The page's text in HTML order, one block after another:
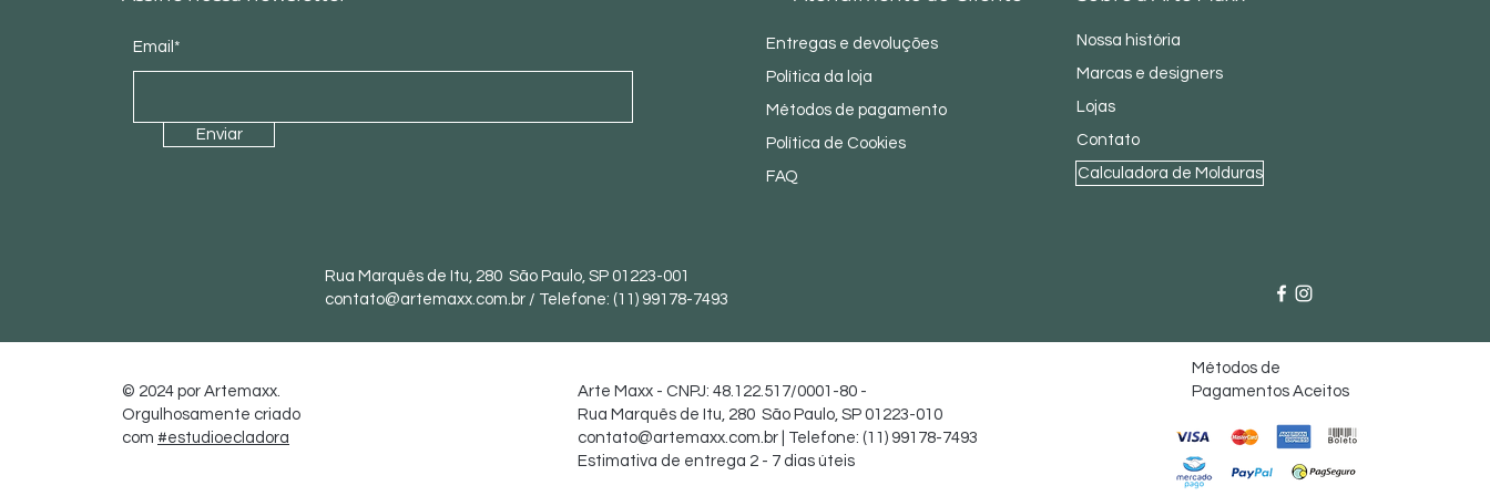
Email*
Enviar
Rua Marquês de Itu, 280 São Paulo, SP 01223-001
contato@artemaxx.com.br / Telefone: (11) 99178-7493
Entregas e devoluções
Política da loja
Métodos de pagamento
Política de Cookies
FAQ
Nossa história
Marcas e designers
Lojas
Contato
Calculadora de Molduras
© 2024 por Artemaxx.
Orgulhosamente criado
com #estudioecladora
Arte Maxx - CNPJ: 48.122.517/0001-80 -
Rua Marquês de Itu, 280 São Paulo, SP 01223-010
contato@artemaxx.com.br | Telefone: (11) 99178-7493
Estimativa de entrega 2 - 7 dias úteis
Métodos de
Pagamentos Aceitos